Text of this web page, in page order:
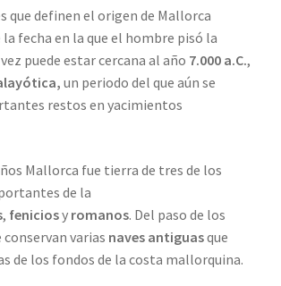
que definen el origen de Mallorca
la fecha en la que el hombre pisó la
puede estar cercana al año 7.000 a.C.,
un periodo del que aún se
restos en yacimientos
Mallorca fue tierra de tres de los
de la
, feniciosyromanos. Del paso de los
varias naves antiguasque
de los fondos de la costa mallorquina.